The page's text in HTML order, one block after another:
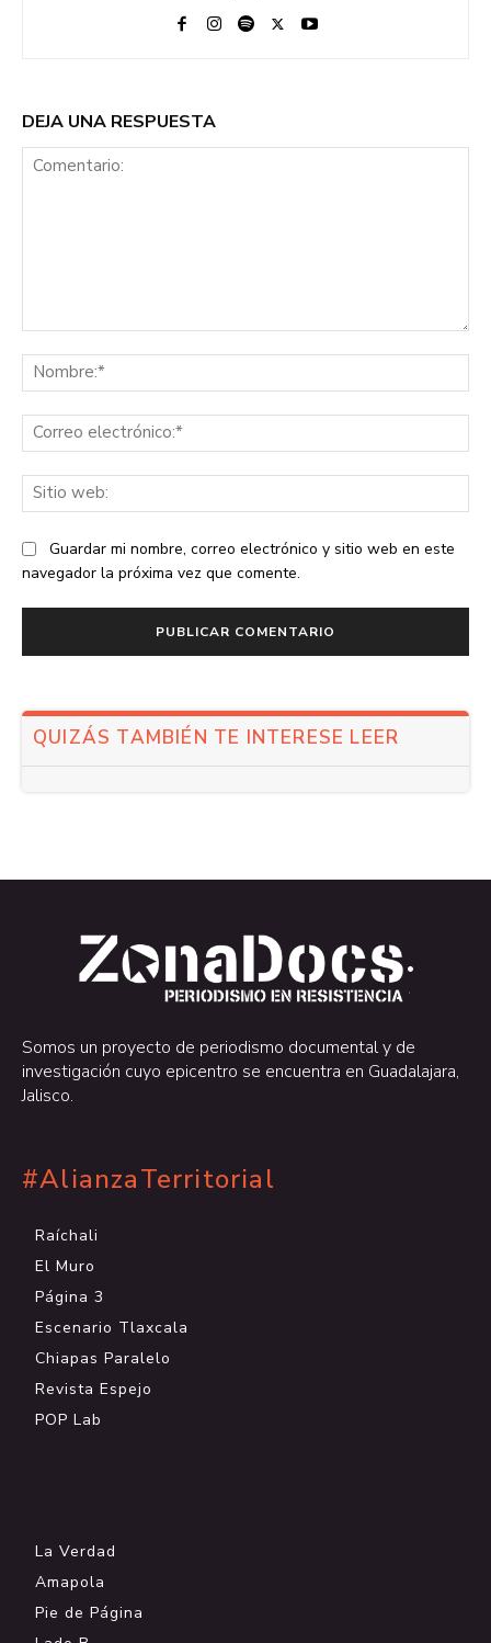
DEJA UNA RESPUESTA
Guardar mi nombre, correo electrónico y sitio web en este
navegador la próxima vez que comente.
QUIZÁS TAMBIÉN TE INTERESE LEER
.
.
Somos un proyecto de periodismo documental y de
investigación cuyo epicentro se encuentra en Guadalajara,
Jalisco.
#AlianzaTerritorial
Raíchali
El Muro
Página 3
Escenario Tlaxcala
Chiapas Paralelo
Revista Espejo
POP Lab
La Verdad
Amapola
Pie de Página